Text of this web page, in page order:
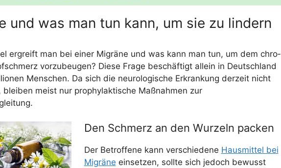
und was man tun kann, um sie zu lindern
ergreift man bei einer Migrä­ne und was kann man tun, um dem chro­
vor­zu­beu­gen? Die­se Fra­ge beschäf­tigt allein in Deutsch­land
Men­schen. Da sich die neu­ro­lo­gi­sche Erkran­kung der­zeit nicht
blei­ben meist nur pro­phy­lak­ti­sche Maß­nah­men zur
Den Schmerz an den Wurzeln packen
Der Betrof­fe­ne kann ver­schie­de­ne Haus­mit­tel bei
Migrä­ne ein­set­zen, soll­te sich jedoch bewusst